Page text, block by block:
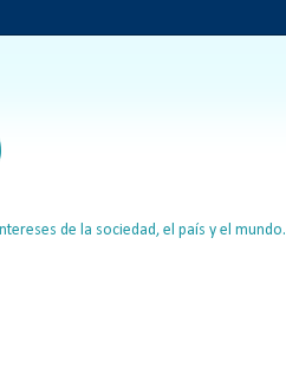
de la sociedad, el país y el mundo.